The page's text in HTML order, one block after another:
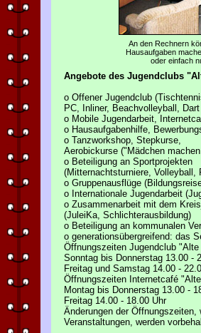
An den Rechnern
Hausaufgaben
oder einfach
Angebote des Jugendclubs
o Offener Jugendclub
PC, Inliner, Beachvolleyball,
o Mobile Jugendarbeit,
o Hausaufgabenhilfe,
o Tanzworkshop, Stepkurse,
Aerobickurse ("Mädchen
o Beteiligung an Sportprojekten
(Mitternachtsturniere, Volleyball,
o Gruppenausflüge
o Internationale Jugendarbeit
o Zusammenarbeit mit dem
(JuleiKa, Schlichterausbildung)
o Beteiligung an kommunalen
o generationsübergreifend: das
Öffnungszeiten Jugendclub "Alte
Sonntag bis Donnerstag 13.00 -
Freitag und Samstag 14.00 -
Öffnungszeiten Internetcafé
Montag bis Donnerstag 13.00 -
Freitag 14.00 - 18.00 Uhr
Änderungen der Öffnungszeiten,
Veranstaltungen, werden